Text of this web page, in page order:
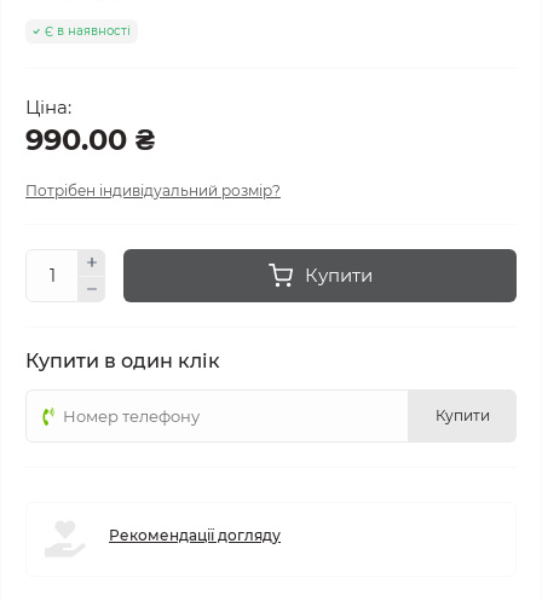
Є в наявності
Ціна:
990.00 ₴
Потрібен індивідуальний розмір?
Купити
Купити в один клік
Купити
Рекомендації догляду